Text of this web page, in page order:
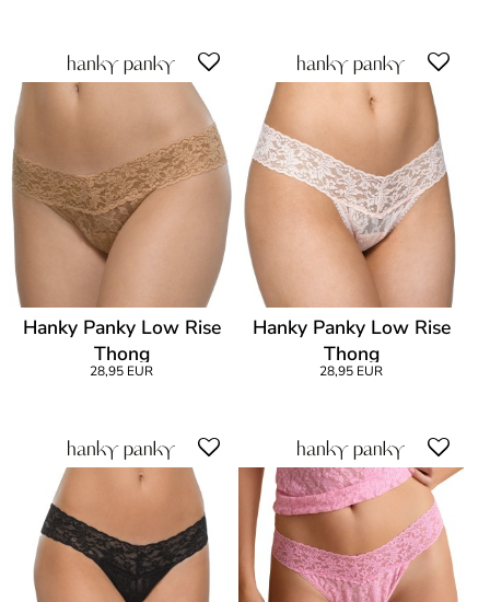
Hanky Panky Low Rise
Thong
28,95 EUR
Hanky Panky Low Rise
Thong
28,95 EUR